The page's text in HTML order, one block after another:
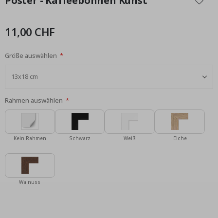
der
11,00 CHF
Größe auswählen
Rahmen auswählen
Kein Rahmen Schwarz Weiß Eiche
Walnuss